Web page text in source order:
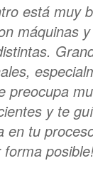
está muy
máquinas
preocupa
y te
en tu
forma